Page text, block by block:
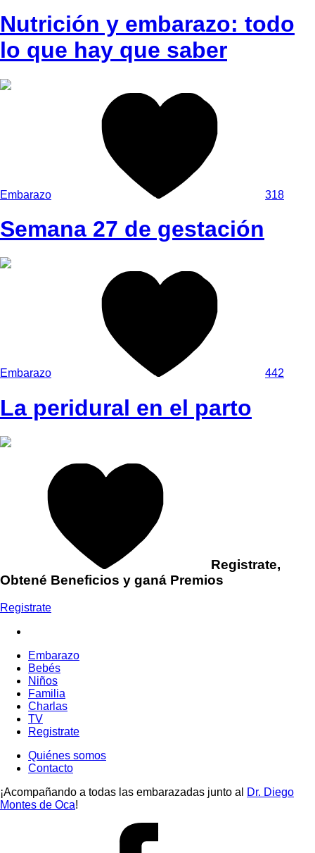
Nutrición y embarazo: todo
lo que hay que saber
Embarazo 318
Semana 27 de gestación
Embarazo 442
La peridural en el parto
Registrate,
Obtené Beneficios y ganá Premios
Registrate
Embarazo
Bebés
Niños
Familia
Charlas
TV
Registrate
Quiénes somos
Contacto
¡Acompañando a todas las embarazadas junto al
Dr. Diego
Montes de Oca!